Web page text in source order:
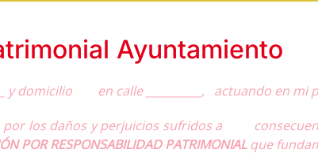
Ayuntamiento
y domicilio en calle __________, actuando en
los daños y perjuicios sufridos a
POR RESPONSABILIDAD PATRIMONIALque